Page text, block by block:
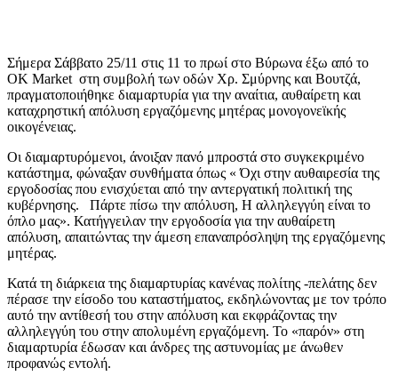
Σήμερα Σάββατο 25/11 στις 11 το πρωί στο Βύρωνα έξω από το
ΟΚ Market στη συμβολή των οδών Χρ. Σμύρνης και Βουτζά,
πραγματοποιήθηκε διαμαρτυρία για την αναίτια, αυθαίρετη και
καταχρηστική απόλυση εργαζόμενης μητέρας μονογονεϊκής
οικογένειας.
Οι διαμαρτυρόμενοι, άνοιξαν πανό μπροστά στο συγκεκριμένο
κατάστημα, φώναξαν συνθήματα όπως « Όχι στην αυθαιρεσία της
εργοδοσίας που ενισχύεται από την αντεργατική πολιτική της
κυβέρνησης. Πάρτε πίσω την απόλυση, Η αλληλεγγύη είναι το
όπλο μας». Κατήγγειλαν την εργοδοσία για την αυθαίρετη
απόλυση, απαιτώντας την άμεση επαναπρόσληψη της εργαζόμενης
μητέρας.
Κατά τη διάρκεια της διαμαρτυρίας κανένας πολίτης -πελάτης δεν
πέρασε την είσοδο του καταστήματος, εκδηλώνοντας με τον τρόπο
αυτό την αντίθεσή του στην απόλυση και εκφράζοντας την
αλληλεγγύη του στην απολυμένη εργαζόμενη. Το «παρόν» στη
διαμαρτυρία έδωσαν και άνδρες της αστυνομίας με άνωθεν
προφανώς εντολή.